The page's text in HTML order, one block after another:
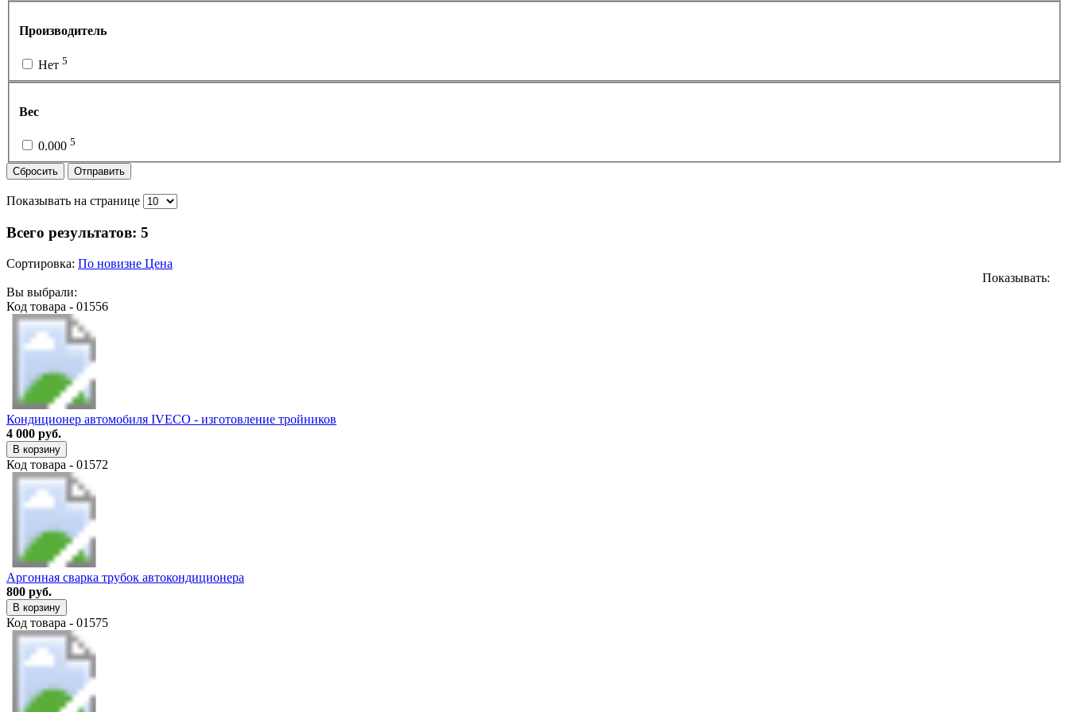
Производитель
Нет 5
Вес
0.000 5
Сбросить Отправить
Показывать на странице
Всего результатов: 5
Сортировка: По новизне Цена
Показывать:
Вы выбрали:
Код товара - 01556
Кондиционер автомобиля IVECO - изготовление тройников
4 000 руб.
В корзину
Код товара - 01572
Аргонная сварка трубок автокондиционера
800 руб.
В корзину
Код товара - 01575